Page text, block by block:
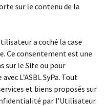
sur le contenu de la
a coché la case
Ce consentement est une
sur le Site ou pour
L’ASBL SyPa. Tout
et biens proposés sur
par l’Utilisateur.